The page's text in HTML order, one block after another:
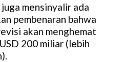
mensinyalir ada
pembenaran bahwa
akan menghemat
200 miliar (lebih